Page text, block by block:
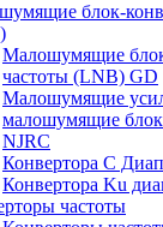
блок-
Малошумящие
частоты (LNB) GD
Малошумящие
малошумящие
NJRC
Конвертора C
Конвертора Ku
частоты